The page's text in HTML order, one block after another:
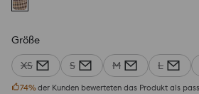
Größe
XS S M L
74%der Kunden bewerteten das Produkt als